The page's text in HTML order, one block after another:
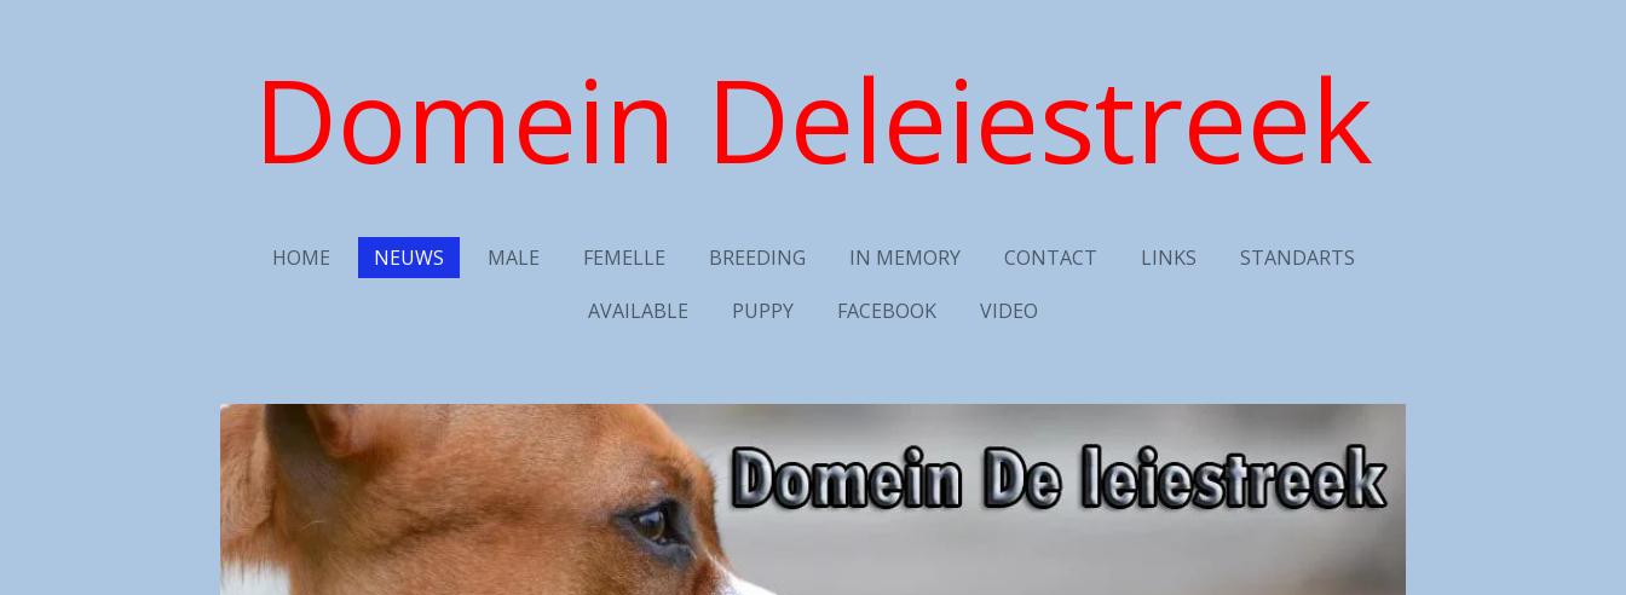
Domein Deleiestreek
HOME NEUWS MALE FEMELLE BREEDING IN MEMORY CONTACT LINKS
STANDARTS
AVAILABLE
PUPPY FACEBOOK VIDEO